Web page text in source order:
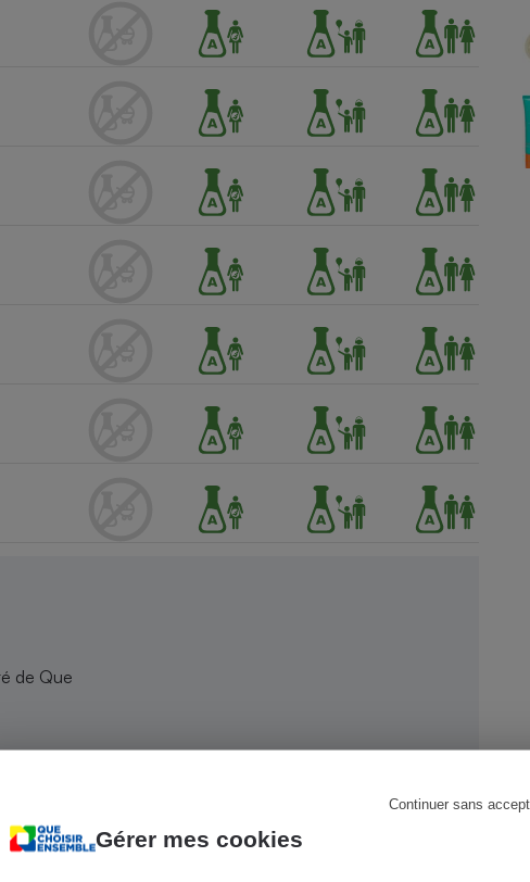
Gérer mes cookies
Continuer sans
de Que
Four encastrable
Aspirateur
numérique
Électricité - Gaz